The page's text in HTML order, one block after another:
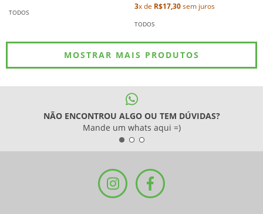
TODOS
3x de R$17,30sem juros
TODOS
MOSTRAR MAIS PRODUTOS
NÃO ENCONTROU ALGO OU TEM DÚVIDAS?
Mande um whats aqui =)